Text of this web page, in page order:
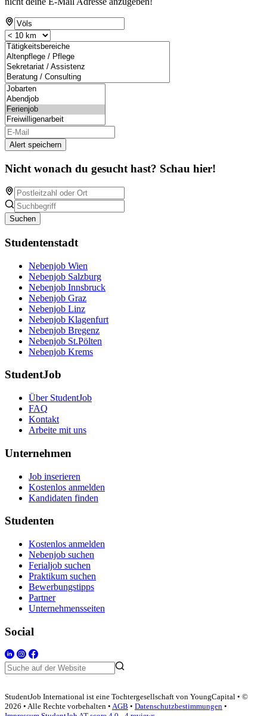
Alert speichern
Nicht wonach du gesucht hast? Schau hier!
Suchen
Studentenstadt
Nebenjob Wien
Nebenjob Salzburg
Nebenjob Innsbruck
Nebenjob Graz
Nebenjob Linz
Nebenjob Klagenfurt
Nebenjob Bregenz
Nebenjob St.Pölten
Nebenjob Krems
StudentJob
Über StudentJob
FAQ
Kontakt
Arbeite mit uns
Unternehmen
Job inserieren
Kostenlos anmelden
Kandidaten finden
Studenten
Kostenlos anmelden
Nebenjob suchen
Ferialjob suchen
Praktikum suchen
Bewerbungstipps
Partner
Unternehmensseiten
Social
StudentJob International ist eine Tochtergesellschaft von YoungCapital • ©
2026 • Alle Rechte vorbehalten • AGB • Datenschutzbestimmungen •